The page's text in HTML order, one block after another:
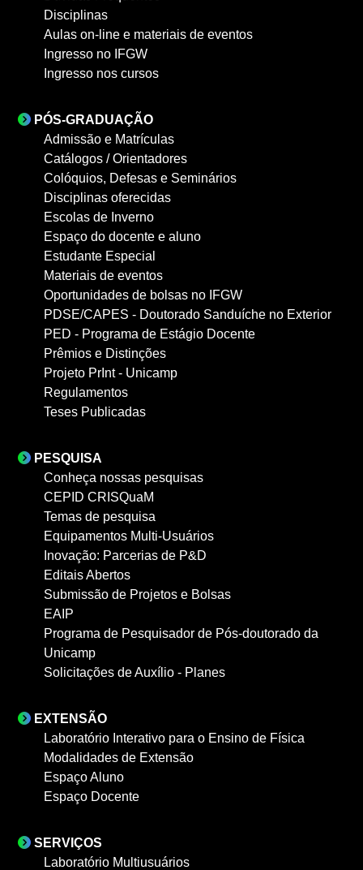
Disciplinas
Aulas on-line e materiais de eventos
Ingresso no IFGW
Ingresso nos cursos
PÓS-GRADUAÇÃO
Admissão e Matrículas
Catálogos / Orientadores
Colóquios, Defesas e Seminários
Disciplinas oferecidas
Escolas de Inverno
Espaço do docente e aluno
Estudante Especial
Materiais de eventos
Oportunidades de bolsas no IFGW
PDSE/CAPES - Doutorado Sanduíche no Exterior
PED - Programa de Estágio Docente
Prêmios e Distinções
Projeto PrInt - Unicamp
Regulamentos
Teses Publicadas
PESQUISA
Conheça nossas pesquisas
CEPID CRISQuaM
Temas de pesquisa
Equipamentos Multi-Usuários
Inovação: Parcerias de P&D
Editais Abertos
Submissão de Projetos e Bolsas
EAIP
Programa de Pesquisador de Pós-doutorado da
Unicamp
Solicitações de Auxílio - Planes
EXTENSÃO
Laboratório Interativo para o Ensino de Física
Modalidades de Extensão
Espaço Aluno
Espaço Docente
SERVIÇOS
Laboratório Multiusuários